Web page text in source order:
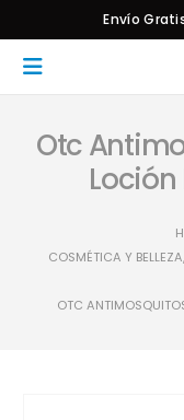
Envío
Otc
COSMÉTICA Y BELLEZA,
OTC